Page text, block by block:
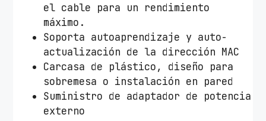
el cable para un rendimiento
máximo.
Soporta autoaprendizaje y auto-
actualización de la dirección MAC
Carcasa de plástico, diseño para
sobremesa o instalación en pared
Suministro de adaptador de potencia
externo